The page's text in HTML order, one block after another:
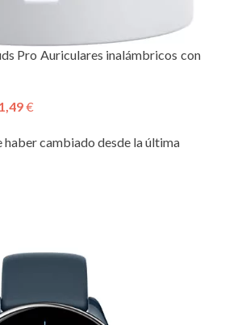
Pro Auriculares inalámbricos con
€
haber cambiado desde la última